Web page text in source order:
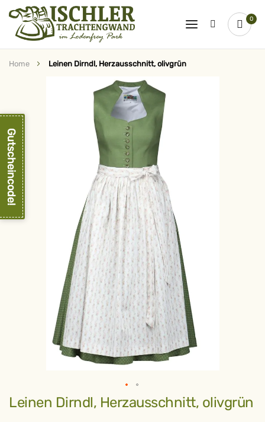
0
Home Leinen Dirndl, Herzausschnitt, olivgrün
springen
Zum
Anfang
Leinen Dirndl, Herzausschnitt, olivgrün
Gutscheincode!